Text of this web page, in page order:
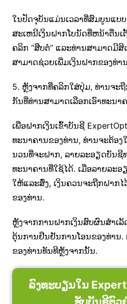
ໃນປັດຈຸບັນແມ່ນເວລາທີ່ສົມບູນແບ
ສະເຫນີເງິນຝາກໂບນັດທີ່ຫນ້າຕື່ນເ
ຄລິກ “ສືບຕໍ່” ແລະທ່ານສາມາດມີ
ສາມາດຊ່ວຍເພີ່ມເງິນຝາກຂອງທ່າ
5. ຫຼັງຈາກທີ່ຄລິກໃສ່ປຸ່ມ, ທ່ານຈະ
ກັນທີ່ທ່ານສາມາດເລືອກເອົາທະນາ
ເພື່ອຝາກເງິນເຂົ້າບັນຊີ
ທະນາຄານຂອງທ່ານ, ທ່ານຈະຕ້ອງ
ນວນທີ່ຈະຝາກ, ລາຍລະອຽດບັນຊີ
ທະນາຄານທີ່ໃຊ້ໄດ້. ເມື່ອລາຍລະ
ໃຫ້ແລະສົ່ງ, ເງິນຄວນຈະຖືກຝາກ
ຂອງທ່ານ.
ຫຼັງ​ຈາກ​ການ​ຝາກ​ເງິນ​ສົບ​ຜົນ​ສໍາ​ເ
ຕຸ້ນ​ການ​ຢືນ​ຢັນ​ການ​ໂອນ​ຂອງ​ທ່ານ​.
ຂອງທ່ານທັນທີຫຼັງຈາກນັ້ນ.
ລົງທະບຽນໃນ